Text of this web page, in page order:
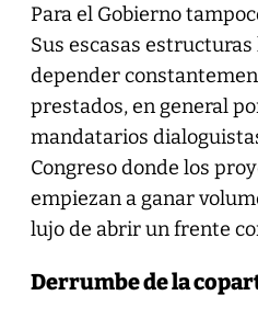
Para el Gobierno
Sus escasas
depender
prestados, en general
mandatarios
Congreso donde los
empiezan a ganar
lujo de abrir un frente
Derrumbe de la